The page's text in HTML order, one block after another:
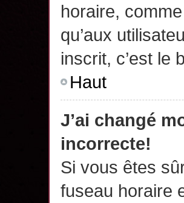
horaire,
qu’aux
inscrit, c’est le
Haut
J’ai changé
incorrecte!
Si vous êtes
fuseau horaire